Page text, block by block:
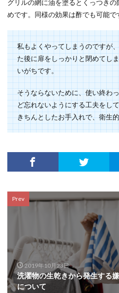
グリルの網に油を塗るとくっつき
めです。同様の効果は酢でも可能で
私もよくやってしまうのですが
た後に扉をしっかりと閉めてし
いがちです。
そうならないために、使い終わ
ど忘れないようにする工夫をし
きちんとしたお手入れで、衛生
Prev
2019年10月23日
洗濯物の生乾きから発生する
について